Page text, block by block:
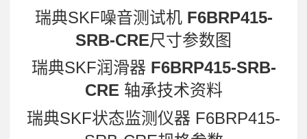
瑞典SKF噪音测试机 F6BRP415-
SRB-CRE尺寸参数图
瑞典SKF润滑器 F6BRP415-SRB-
CRE 轴承技术资料
瑞典SKF状态监测仪器 F6BRP415-